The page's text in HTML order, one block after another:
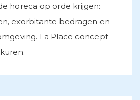
horeca op orde krijgen:
exorbitante bedragen en
La Place concept